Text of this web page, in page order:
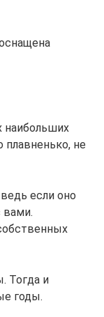
наибольших
плавненько, не
если оно
вами.
Тогда и
годы.